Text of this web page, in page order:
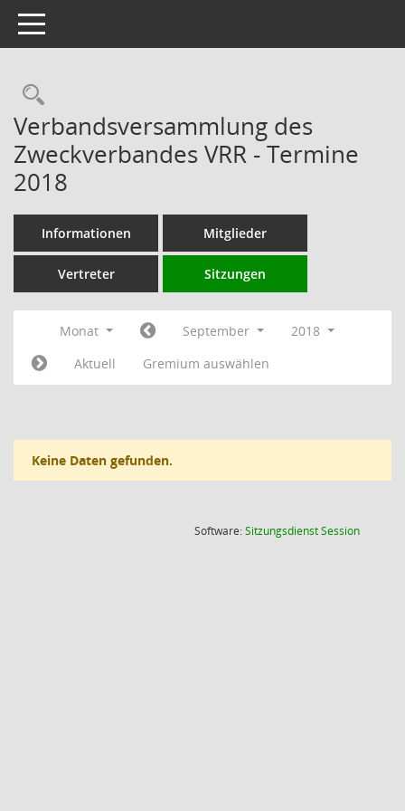
Toggle navigation
Rechercheauswahl
Verbandsversammlung des
Zweckverbandes VRR - Termine
2018
Informationen Mitglieder
Vertreter Sitzungen
Monat September
2018
Aktuell
Gremium auswählen
Keine Daten gefunden.
Software:SitzungsdienstSession(Wird in